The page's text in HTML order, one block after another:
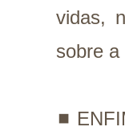
vidas,
sobre
◼️